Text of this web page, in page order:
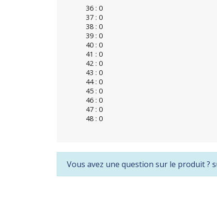
36 : 0
37 : 0
38 : 0
39 : 0
40 : 0
41 : 0
42 : 0
43 : 0
44 : 0
45 : 0
46 : 0
47 : 0
48 : 0
Vous avez une question sur le produit ?